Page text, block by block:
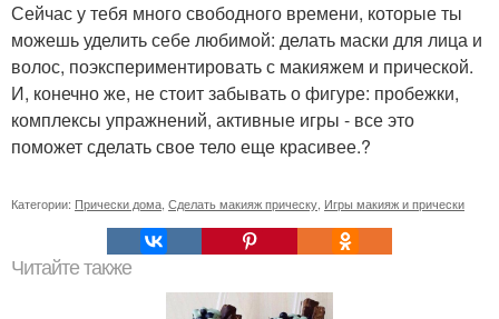
Сейчас у тебя много свободного времени, которые ты
можешь уделить себе любимой: делать маски для лица и
волос, поэкспериментировать с макияжем и прической.
И, конечно же, не стоит забывать о фигуре: пробежки,
комплексы упражнений, активные игры - все это
поможет сделать свое тело еще красивее.?
Категории: Прически дома Сделать макияж прическу Игры макияж и прически
Читайте также